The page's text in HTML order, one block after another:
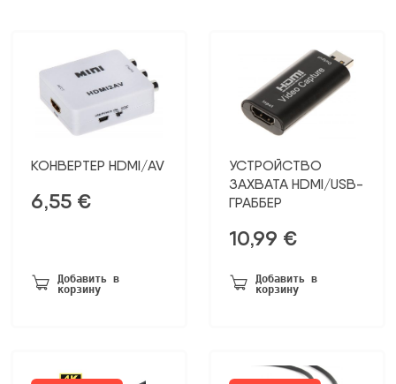
КОНВЕРТЕР HDMI/AV
6,55 €
Добавить в
корзину
УСТРОЙСТВО
ЗАХВАТА HDMI/USB-
ГРАББЕР
10,99 €
Добавить в
корзину